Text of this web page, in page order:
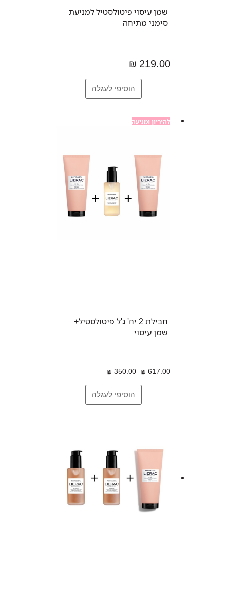
שמן עיסוי פיטולסטיל למניעת
סימני מתיחה
219.00 ₪
להיריון ומניעה
חבילת 2 יח' ג'ל פיטולסטיל+
שמן עיסוי
617.00 ₪
350.00 ₪